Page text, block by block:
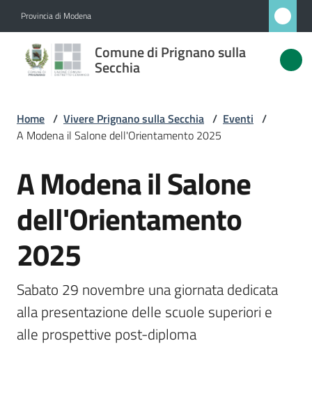
Provincia di Modena
Comune di Prignano sulla
Secchia
Comune
di
sulla
Secchia
Amministrazione
Novità
Servizi
Vivere
Prignano
sulla
Home / Vivere Prignano sulla Secchia / Eventi /
A Modena il Salone dell'Orientamento 2025
Salta al contenuto
A Modena il Salone
dell'Orientamento
2025
Sabato 29 novembre una giornata dedicata
alla presentazione delle scuole superiori e
alle prospettive post-diploma